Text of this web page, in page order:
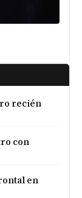
recién
con
en